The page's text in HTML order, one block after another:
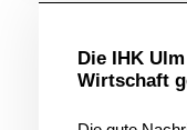
Die IHK
Wirtschaft